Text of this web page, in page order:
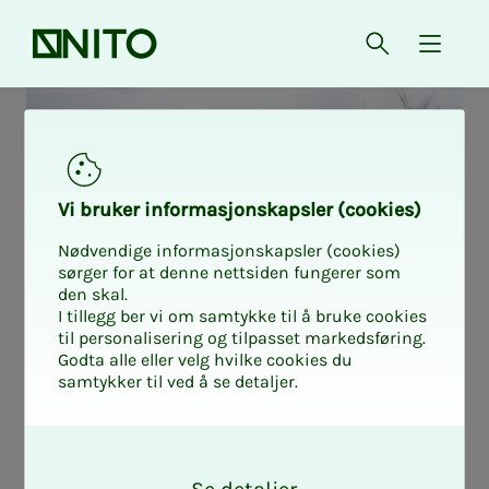
Forsiden Åpne søk
{
Vi bru­­ker in­­for­­ma­­sjons­­kaps­­­ler (cookies)
Nødvendige informasjonskapsler (cookies)
sørger for at denne nettsiden fungerer som
den skal.
I tillegg ber vi om samtykke til å bruke cookies
til personalisering og tilpasset markedsføring.
Godta alle eller velg hvilke cookies du
samtykker til ved å se detaljer.